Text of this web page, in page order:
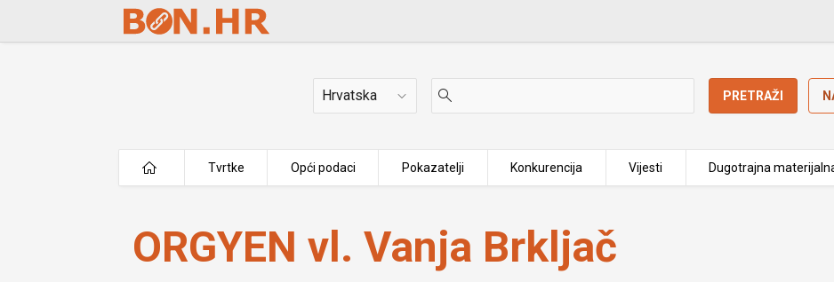
Skip to Main Content
Država PRETRAŽI
Tvrtke Opći podaci Pokazatelji Konkurencija Vijesti Dugotrajna
ORGYEN vl. Vanja Brkljač
ORGYEN vl. Vanja Brkljač